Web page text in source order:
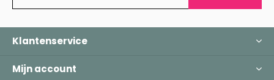
Klantenservice
Mijn account